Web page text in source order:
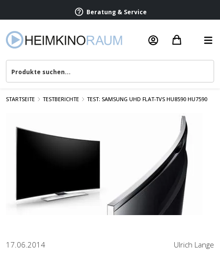
Beratung & Service
STARTSEITE TESTBERICHTE TEST: SAMSUNG UHD FLAT-TVS HU8590 HU7590
17.06.2014 Ulrich Lange